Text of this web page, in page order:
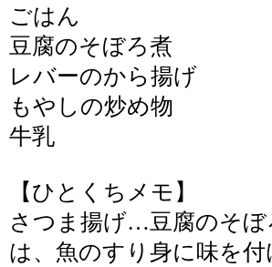
ごはん
豆腐のそぼろ煮
レバーのから揚げ
もやしの炒め物
牛乳
【ひとくちメモ】
さつま揚げ…豆腐のそ
は、魚のすり身に味を